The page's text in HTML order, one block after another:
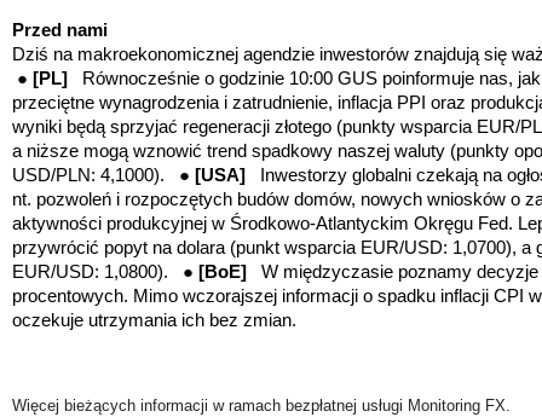
Przed nami
Dziś na makroekonomicznej agendzie inwestorów znajdują się
● [PL]
Równocześnie o godzinie 10:00 GUS poinformuje nas,
przeciętne wynagrodzenia i zatrudnienie, inflacja PPI oraz
wyniki będą sprzyjać regeneracji złotego (punkty wsparcia EUR/
a niższe mogą wznowić trend spadkowy naszej waluty (punkty
USD/PLN: 4,1000). ● [USA] Inwestorzy globalni czekają na
nt. pozwoleń i rozpoczętych budów domów, nowych wniosków o
aktywności produkcyjnej w Środkowo-Atlantyckim Okręgu Fed.
przywrócić popyt na dolara (punkt wsparcia EUR/USD: 1,0700), a
EUR/USD: 1,0800). ● [BoE] W międzyczasie poznamy
procentowych. Mimo wczorajszej informacji o spadku inflacji CPI
oczekuje utrzymania ich bez zmian.
Więcej bieżących informacji w ramach bezpłatnej usługi Monitoring FX.